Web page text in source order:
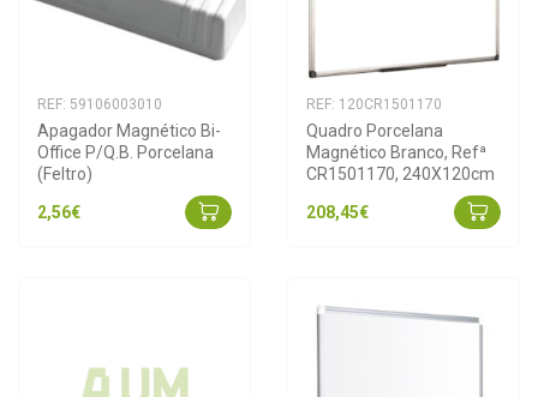
REF: 59106003010
Apagador Magnético Bi-
Office P/Q.B. Porcelana
(Feltro)
2,56€
REF: 120CR1501170
Quadro Porcelana
Magnético Branco, Refª
CR1501170, 240X120cm
208,45€